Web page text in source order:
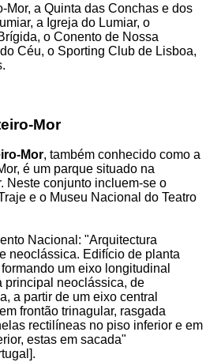
Mor, a Quinta das Conchas e dos
a Igreja do Lumiar, o
o Conento de Nossa
Céu, o Sporting Club de Lisboa,
Mor
Mor, também conhecido como a
é um parque situado na
Neste conjunto incluem-se o
e o Museu Nacional do Teatro
Nacional: "Arquitectura
neoclássica. Edifício de planta
um eixo longitudinal
principal neoclássica, de
a partir de um eixo central
frontão trinagular, rasgada
rectilíneas no piso inferior e em
estas em sacada"